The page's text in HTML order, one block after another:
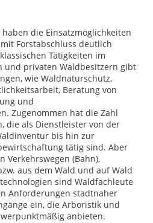
die Einsatzmöglichkeiten
Forstabschluss deutlich
Tätigkeiten im
und privaten Waldbesitzern gibt
wie Waldnaturschutz,
Beratung von
und
Zugenommen hat die Zahl
die als Dienstleister von der
bis hin zur
tätig sind. Aber
Verkehrswegen (Bahn),
aus dem Wald und auf Wald
sind Waldfachleute
Anforderungen stadtnaher
ein, die Arboristik und
anbieten.